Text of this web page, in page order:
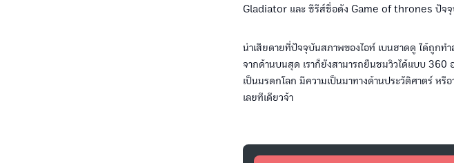
Gladiator และ ซีรีส์ชื่อดัง Game of thrones ปัจจุ
น่าเสียดายที่ปัจจุบันสภาพของไอท์ เบนฮาดดู ได้ถูกท
จากด้านบนสุด เราก็ยังสามารถยืนชมวิวได้แบบ
เป็นมรดกโลก มีความเป็นมาทางด้านประวัติศาตร์ ห
เลยทีเดียวจ้า